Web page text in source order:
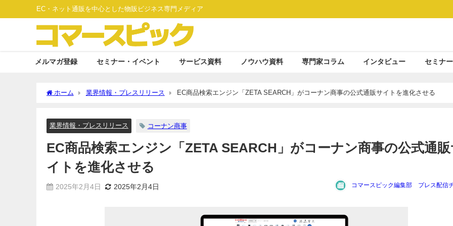
EC・ネット通販を中心とした物販ビジネス専門メディア
メルマガ登録 セミナー・イベント サービス資料 ノウハウ資料 専門家コラム インタビュー セミナ
ホーム 業界情報・プレスリリース EC商品検索エンジン「ZETA SEARCH」がコーナン商事の公式通販サイトを進化させる
業界情報・プレスリリース コーナン商事
EC商品検索エンジン「ZETA SEARCH」がコーナン商事の公式通
イトを進化させる
2025年2月4日 2025年2月4日 コマースピック編集部 プレス配信